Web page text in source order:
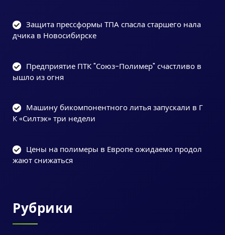
Защита прессформы ТПА спасла старшего нала
дчика в Новосибирске
Предприятие ПТК "Союз-Полимер" счастливо в
ышло из огня
Машину бикомпонентного литья запускали в Г
К «Силтэк» три недели
Цены на полимеры в Европе ожидаемо продол
жают снижаться
Рубрики